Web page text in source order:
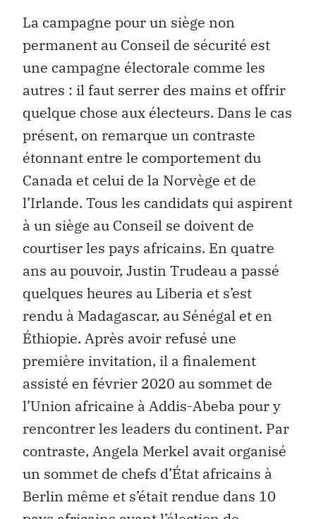
La campagne pour un siège non
permanent au Conseil de sécurité est
une campagne électorale comme les
autres : il faut serrer des mains et offrir
quelque chose aux électeurs. Dans le cas
présent, on remarque un contraste
étonnant entre le comportement du
Canada et celui de la Norvège et de
l’Irlande. Tous les candidats qui aspirent
à un siège au Conseil se doivent de
courtiser les pays africains. En quatre
ans au pouvoir, Justin Trudeau a passé
quelques heures au Liberia et s’est
rendu à Madagascar, au Sénégal et en
Éthiopie. Après avoir refusé une
première invitation, il a finalement
assisté en février 2020 au sommet de
l’Union africaine à Addis-Abeba pour y
rencontrer les leaders du continent. Par
contraste, Angela Merkel avait organisé
un sommet de chefs d’État africains à
Berlin même et s’était rendue dans 10